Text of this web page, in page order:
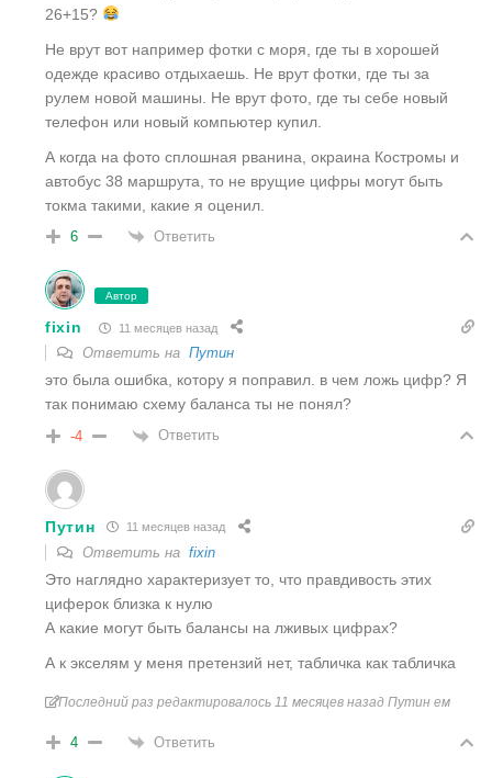
26+15?
Не врут вот например фотки с моря, где ты в хорошей
одежде красиво отдыхаешь. Не врут фотки, где ты за
рулем новой машины. Не врут фото, где ты себе новый
телефон или новый компьютер купил.
А когда на фото сплошная рванина, окраина Костромы и
автобус 38 маршрута, то не врущие цифры могут быть
токма такими, какие я оценил.
6 Ответить
Автор
fixin 11 месяцев назад
Ответить на Путин
это была ошибка, котору я поправил. в чем ложь цифр? Я
так понимаю схему баланса ты не понял?
-4 Ответить
Путин 11 месяцев назад
Ответить на fixin
Это наглядно характеризует то, что правдивость этих
циферок близка к нулю
А какие могут быть балансы на лживых цифрах?
А к экселям у меня претензий нет, табличка как табличка
Последний раз редактировалось 11 месяцев назад Путин ем
4 Ответить